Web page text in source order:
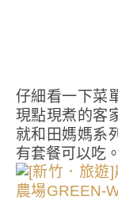
仔細看一下菜
現點現煮的客
就和田媽媽系
有套餐可以吃。